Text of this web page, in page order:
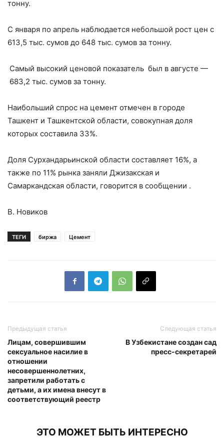
тонну.
С января по апрель наблюдается небольшой рост цен с
613,5 тыс. сумов до 648 тыс. сумов за тонну.
Самый высокий ценовой показатель был в августе —
683,2 тыс. сумов за тонну.
Наибольший спрос на цемент отмечен в городе
Ташкент и Ташкентской области, совокупная доля
которых составила 33%.
Доля Сурхандарьинской области составляет 16%, а
также по 11% рынка заняли Джизакская и
Самаркандская области, говорится в сообщении .
В. Новиков
ТЕГИ биржа Цемент
Предыдущая статья
Лицам, совершившим
сексуальное насилие в
отношении
несовершеннолетних,
запретили работать с
детьми, а их имена внесут в
соответствующий реестр
Следующая статья
В Узбекистане создан сад
пресс-секретарей
ЭТО МОЖЕТ БЫТЬ ИНТЕРЕСНО